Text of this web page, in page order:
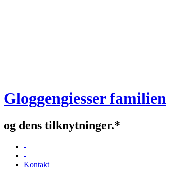
Gloggengiesser familien
og dens tilknytninger.*
-
-
Kontakt